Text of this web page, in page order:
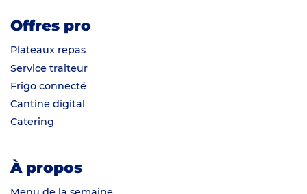
Offres pro
Plateaux repas
Service traiteur
Frigo connecté
Cantine digital
Catering
À propos